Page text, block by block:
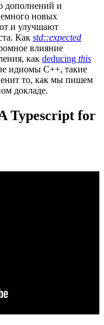
дополнений и
новых
и улучшают
Как std::expected
влияние
как deducing this
идиомы C++, такие
то, как мы пишем
докладе.
Typescript for